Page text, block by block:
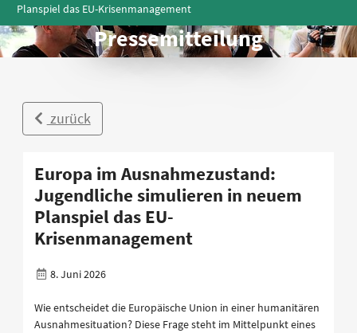
Planspiel das EU-Krisenmanagement
Pressemitteilung
zurück
Europa im Ausnahmezustand:
Jugendliche simulieren in neuem
Planspiel das EU-
Krisenmanagement
8. Juni 2026
Wie entscheidet die Europäische Union in einer humanitären
Ausnahmesituation? Diese Frage steht im Mittelpunkt eines